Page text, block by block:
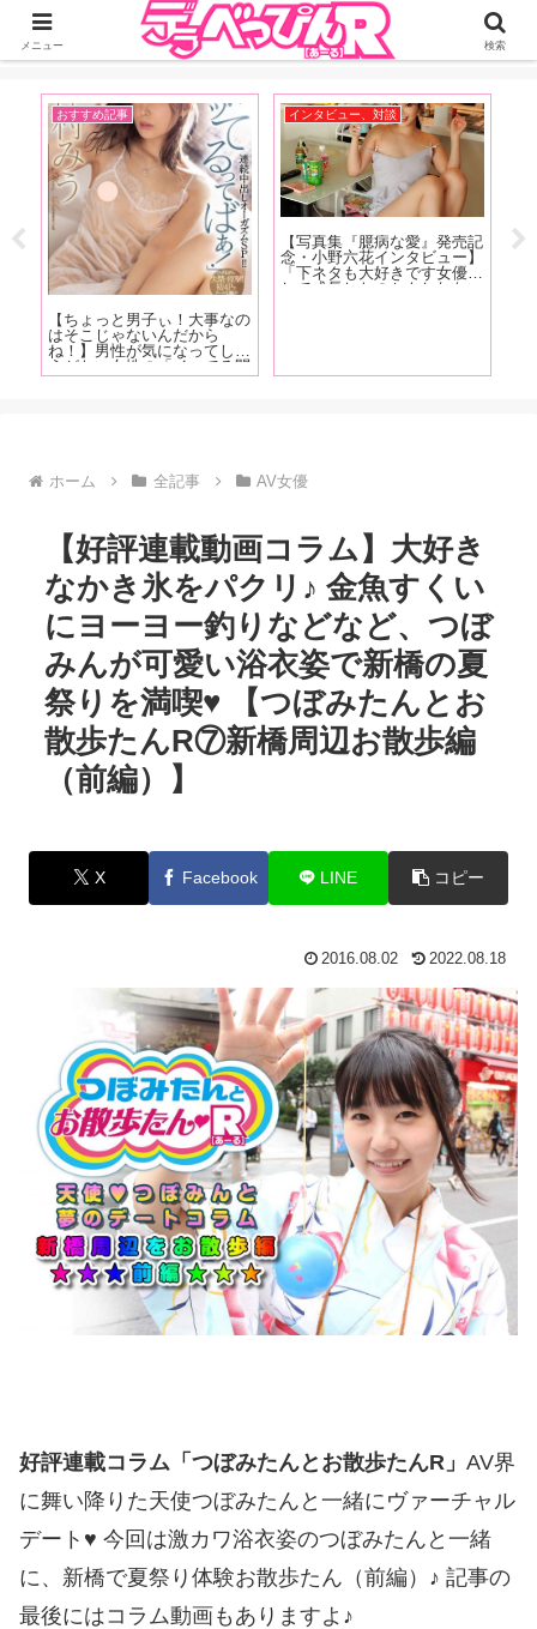
ジーオーティーが運営するちょっとHなニュースサイ。サイト内のリンクには
DMMアフィリエイトが含まれているものがあります
記
インタビュー、対談
【写真集『臆病な愛』発売記
念・小野六花インタビュー】
「ダイエットして胸がめっち
ゃ小さくなったなと思ったん
に行った時に測ってもらった
ら全然変わってなかったんで
すよ」前編
AV女優
【写真集『duende』発売記
念！山岸逢花特集】AV廃人
くろがね阿礼がデビュー時に
「この子だけはマジでエロい
【
ホーム 全記事 AV女優
【好評連載動画コラム】大好き
なかき氷をパクリ♪ 金魚すくい
にヨーヨー釣りなどなど、つぼ
みんが可愛い浴衣姿で新橋の夏
祭りを満喫♥ 【つぼみたんとお
散歩たんR⑦新橋周辺お散歩編
（前編）】
X Facebook LINE コピー
2016.08.02 2022.08.18
好評連載コラム「つぼみたんとお散歩たんR」 AV界
に舞い降りた天使つぼみたんと一緒にヴァーチャル
デート♥ 今回は激カワ浴衣姿のつぼみたんと一緒
に、新橋で夏祭り体験お散歩たん（前編）♪ 記事の
最後にはコラム動画もありますよ♪
メニュー 検索